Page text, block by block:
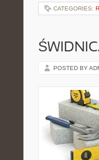
CATEGORIES:
POSTED BY